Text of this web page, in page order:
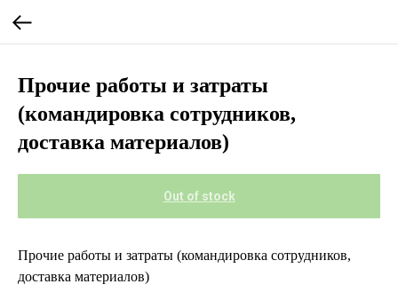
Прочие работы и затраты
(командировка сотрудников,
доставка материалов)
Out of stock
Прочие работы и затраты (командировка сотрудников,
доставка материалов)